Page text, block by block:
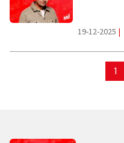
19-12-2025 |
1